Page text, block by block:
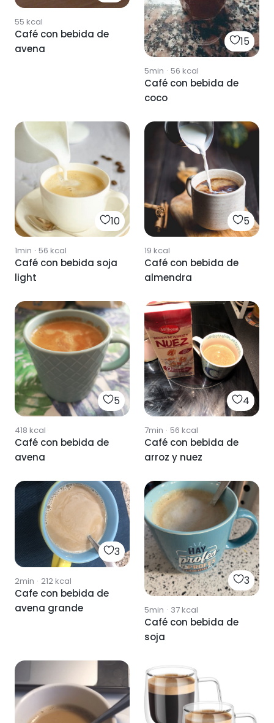
55 kcal
Café con bebida de
avena
15
5min · 56 kcal
Café con bebida de
coco
10
1min · 56 kcal
Café con bebida soja
light
5
19 kcal
Café con bebida de
almendra
5
418 kcal
Café con bebida de
avena
4
7min · 56 kcal
Café con bebida de
arroz y nuez
3
2min · 212kcal
Cafe con bebida de
avena grande
3
5min · 37kcal
Café con bebida de
soja